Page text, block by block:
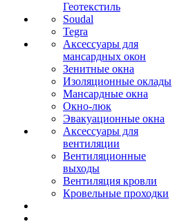
Геотекстиль
Soudal
Tegra
Аксессуары для
мансардных окон
Зенитные окна
Изоляционные оклады
Мансардные окна
Окно-люк
Эвакуационные окна
Аксессуары для
вентиляции
Вентиляционные
выходы
Вентиляция кровли
Кровельные проходки